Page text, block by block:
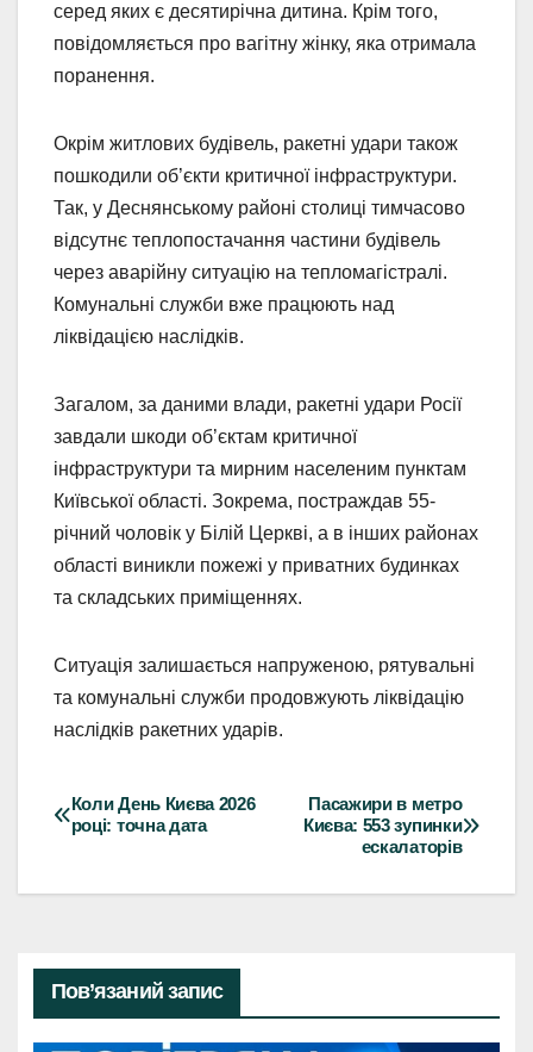
серед яких є десятирічна дитина. Крім того,
повідомляється про вагітну жінку, яка отримала
поранення.
Окрім житлових будівель, ракетні удари також
пошкодили об’єкти критичної інфраструктури.
Так, у Деснянському районі столиці тимчасово
відсутнє теплопостачання частини будівель
через аварійну ситуацію на тепломагістралі.
Комунальні служби вже працюють над
ліквідацією наслідків.
Загалом, за даними влади, ракетні удари Росії
завдали шкоди об’єктам критичної
інфраструктури та мирним населеним пунктам
Київської області. Зокрема, постраждав 55-
річний чоловік у Білій Церкві, а в інших районах
області виникли пожежі у приватних будинках
та складських приміщеннях.
Ситуація залишається напруженою, рятувальні
та комунальні служби продовжують ліквідацію
наслідків ракетних ударів.
Навігація
Пасажири в метро
Києва: 553 зупинки
ескалаторів
Коли День Києва 2026
році: точна дата
Пов’язаний запис